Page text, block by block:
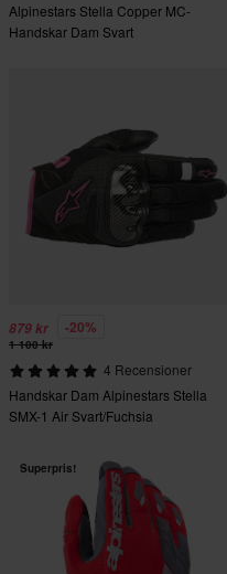
Alpinestars Stella Copper MC-
Handskar Dam Svart
879 kr -20%
1 100 kr
4 Recensioner
Handskar Dam Alpinestars Stella
SMX-1 Air Svart/Fuchsia
Superpris!